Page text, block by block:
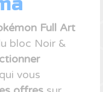
Full Art
bloc Noir &
qui vous